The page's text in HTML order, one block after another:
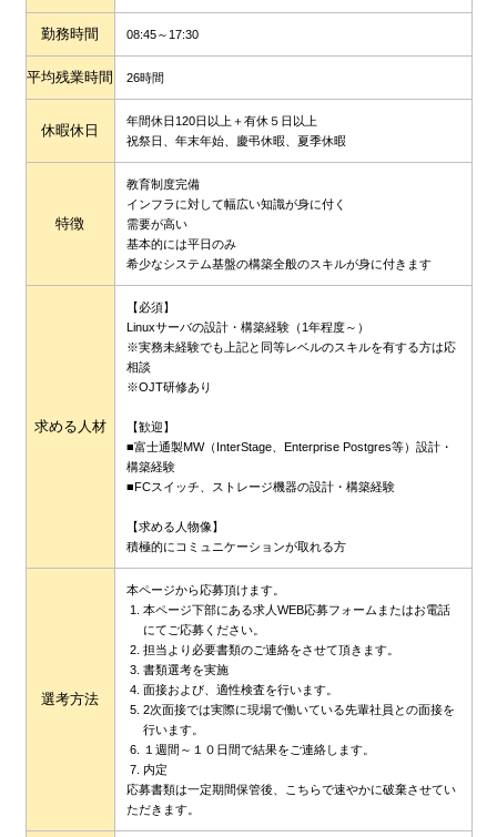
勤務時間 08:45～17:30
平均残業時間 26時間
休暇休日
年間休日120日以上＋有休５日以上
祝祭日、年末年始、慶弔休暇、夏季休暇
特徴
教育制度完備
インフラに対して幅広い知識が身に付く
需要が高い
基本的には平日のみ
希少なシステム基盤の構築全般のスキルが身に付きます
求める人材
【必須】
Linuxサーバの設計・構築経験（1年程度～）
※実務未経験でも上記と同等レベルのスキルを有する方は応
相談
※OJT研修あり
【歓迎】
■富士通製MW（InterStage、Enterprise Postgres等）設計・
構築経験
■FCスイッチ、ストレージ機器の設計・構築経験
【求める人物像】
積極的にコミュニケーションが取れる方
選考方法
本ページから応募頂けます。
本ページ下部にある求人WEB応募フォームまたはお電話
にてご応募ください。
担当より必要書類のご連絡をさせて頂きます。
書類選考を実施
面接および、適性検査を行います。
2次面接では実際に現場で働いている先輩社員との面接を
行います。
１週間～１０日間で結果をご連絡します。
内定
応募書類は一定期間保管後、こちらで速やかに破棄させてい
ただきます。